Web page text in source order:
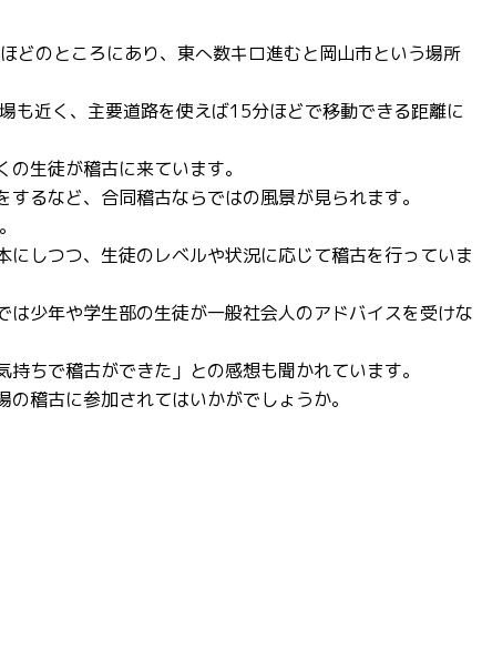
どのところにあり、東へ数キロ進むと岡山市という場所
も近く、主要道路を使えば15分ほどで移動できる距離に
生徒が稽古に来ています。
るなど、合同稽古ならではの風景が見られます。
しつつ、生徒のレベルや状況に応じて稽古を行っていま
少年や学生部の生徒が一般社会人のアドバイスを受けな
ちで稽古ができた」との感想も聞かれています。
稽古に参加されてはいかがでしょうか。